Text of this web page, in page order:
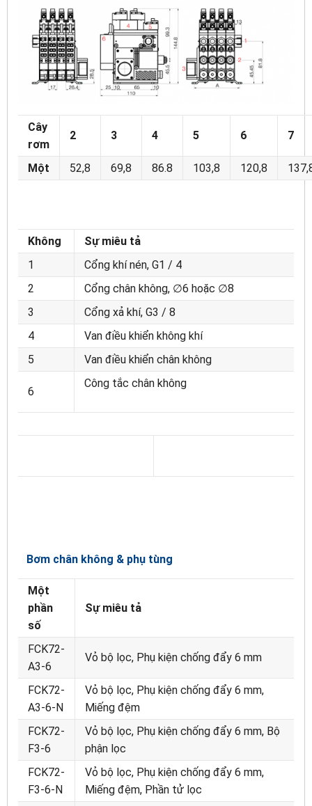
Cây
rơm
2 3 4 5 6 7
Một 52,8 69,8 86.8 103,8 120,8
Không
Sự miêu tả
1
Cổng khí nén, G1 / 4
2
Cổng chân không, ∅6 hoặc ∅8
3
Cổng xả khí, G3 / 8
4
Van điều khiển không khí
5
Van điều khiển chân không
6
Công tắc chân không
Bơm chân không & phụ tùng
Một
phần
số
Sự miêu tả
FCK72-
A3-6
Vỏ bộ lọc, Phụ kiện chống đẩy 6 mm
FCK72-
A3-6-N
Vỏ bộ lọc, Phụ kiện chống đẩy 6 mm,
Miếng đệm
FCK72-
F3-6
Vỏ bộ lọc, Phụ kiện chống đẩy 6 mm, Bộ
phận lọc
FCK72-
F3-6-N
Vỏ bộ lọc, Phụ kiện chống đẩy 6 mm,
Miếng đệm, Phần tử lọc